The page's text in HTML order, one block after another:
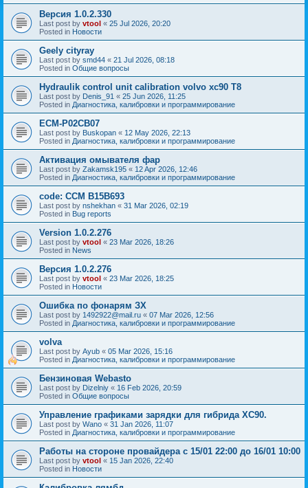
Версия 1.0.2.330
Last post by vtool « 25 Jul 2026, 20:20
Posted in Новости
Geely cityray
Last post by smd44 « 21 Jul 2026, 08:18
Posted in Общие вопросы
Hydraulik control unit calibration volvo xc90 T8
Last post by Denis_91 « 25 Jun 2026, 11:25
Posted in Диагностика, калибровки и программирование
ECM-P02CB07
Last post by Buskopan « 12 May 2026, 22:13
Posted in Диагностика, калибровки и программирование
Активация омывателя фар
Last post by Zakamsk195 « 12 Apr 2026, 12:46
Posted in Диагностика, калибровки и программирование
code: CCM B15B693
Last post by nshekhan « 31 Mar 2026, 02:19
Posted in Bug reports
Version 1.0.2.276
Last post by vtool « 23 Mar 2026, 18:26
Posted in News
Версия 1.0.2.276
Last post by vtool « 23 Mar 2026, 18:25
Posted in Новости
Ошибка по фонарям ЗХ
Last post by 1492922@mail.ru « 07 Mar 2026, 12:56
Posted in Диагностика, калибровки и программирование
volva
Last post by Ayub « 05 Mar 2026, 15:16
Posted in Диагностика, калибровки и программирование
Бензиновая Webasto
Last post by Dizelniy « 16 Feb 2026, 20:59
Posted in Общие вопросы
Управление графиками зарядки для гибрида XC90.
Last post by Wano « 31 Jan 2026, 11:07
Posted in Диагностика, калибровки и программирование
Работы на стороне провайдера с 15/01 22:00 до 16/01 10:00
Last post by vtool « 15 Jan 2026, 22:40
Posted in Новости